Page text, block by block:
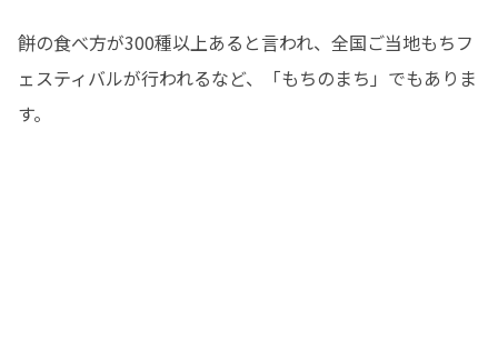
餅の食べ方が300種以上あると言われ、全国ご当地もちフ
ェスティバルが行われるなど、「もちのまち」でもありま
す。